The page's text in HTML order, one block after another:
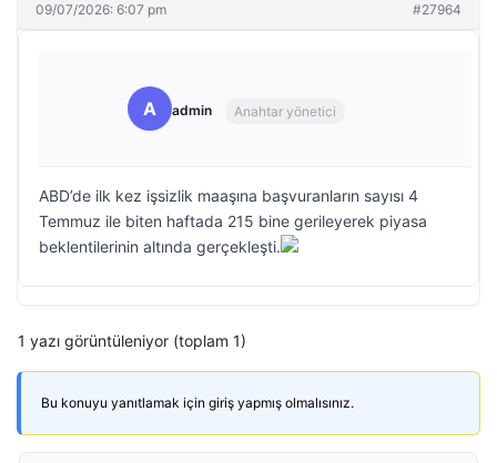
09/07/2026: 6:07 pm #27964
A admin Anahtar yönetici
ABD’de ilk kez işsizlik maaşına başvuranların sayısı 4
Temmuz ile biten haftada 215 bine gerileyerek piyasa
beklentilerinin altında gerçekleşti.
1 yazı görüntüleniyor (toplam 1)
Bu konuyu yanıtlamak için giriş yapmış olmalısınız.